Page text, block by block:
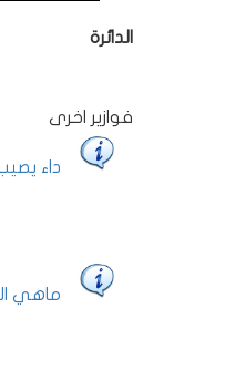
الدائرة
فوازير اخرى
داء
ماهي